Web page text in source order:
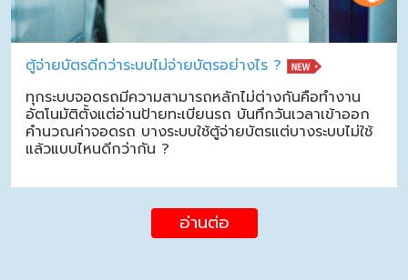
ตู้จ่ายบัตรดีกว่าระบบไม่จ่ายบัตรอย่างไร ?
ทุกระบบจอดรถมีความสามารถหลักไม่ต่างกันคือทำงาน
อัตโนมัติตั้งแต่อ่านป้ายทะเบียนรถ บันทึกวันเวลาเข้าออก
คำนวณค่าจอดรถ บางระบบใช้ตู้จ่ายบัตรแต่บางระบบไม่ใช้
แล้วแบบไหนดีกว่ากัน ?
อ่านต่อ